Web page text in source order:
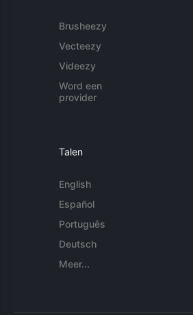
Brusheezy
Vecteezy
Videezy
Word een
provider
Talen
English
Español
Português
Deutsch
Meer...